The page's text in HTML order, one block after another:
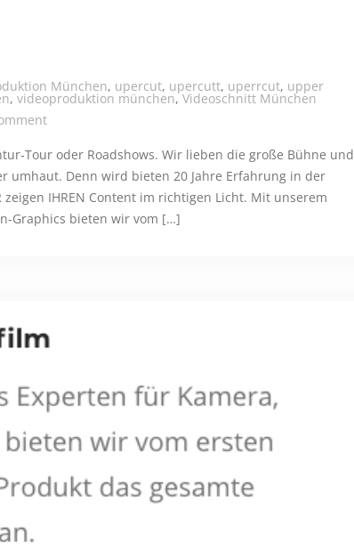
München, upercut, upercutt, uperrcut, upper
, videoproduktion münchen,Videoschnitt München
on Roadshow/B2B-Image
Tour oder Roadshows. Wir lieben die große Bühne und
umhaut. Denn wird bieten 20 Jahre Erfahrung in der
IHREN Content im richtigen Licht. Mit unserem
Graphics bieten wir vom […]